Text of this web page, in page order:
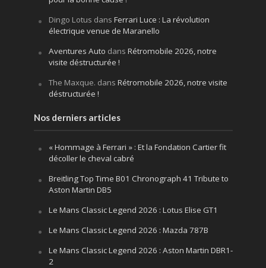
Dingo Lotus dans Ferrari Luce : La révolution
électrique venue de Maranello
Aventures Auto dans Rétromobile 2026, notre
visite déstructurée !
The Maxque. dans Rétromobile 2026, notre visite
déstructurée !
Nos derniers articles
« Hommage à Ferrari » : Et la Fondation Cartier fit
décoller le cheval cabré
Breitling Top Time B01 Chronograph 41 Tribute to
Aston Martin DB5
Le Mans Classic Legend 2026 : Lotus Elise GT1
Le Mans Classic Legend 2026 : Mazda 787B
Le Mans Classic Legend 2026 : Aston Martin DBR1-
2